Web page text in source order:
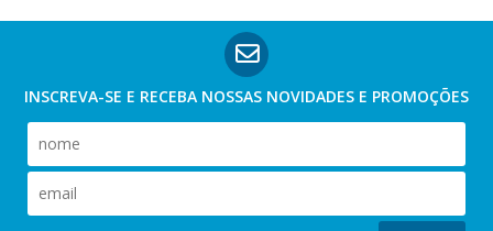
INSCREVA-SE E RECEBA NOSSAS NOVIDADES E PROMOÇÕES